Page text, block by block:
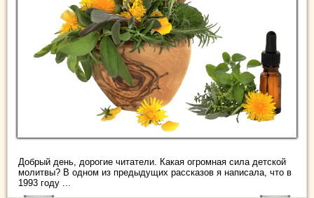
Добрый день, дорогие читатели. Какая огромная сила детской
молитвы? В одном из предыдущих рассказов я написала, что в
1993 году ...